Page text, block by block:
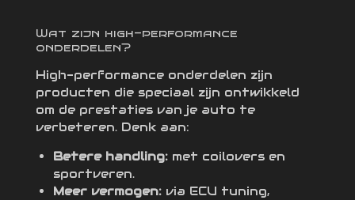
Wat zijn high-performance
onderdelen?
High-performance onderdelen zijn
producten die speciaal zijn ontwikkeld
om de prestaties van je auto te
verbeteren. Denk aan:
Betere handling: met coilovers en
sportveren.
Meer vermogen: via ECU tuning,